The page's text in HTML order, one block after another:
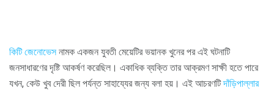
কিটি জেনোভেস নামক একজন যুবতী মেয়েটির ভয়ানক খুনের পর এই ঘটনাটি
জনসাধারণের দৃষ্টি আকর্ষণ করেছিল। একাধিক ব্যক্তি তার আক্রমণ সাক্ষী হতে পারে
যখন, কেউ খুব দেরী ছিল পর্যন্ত সাহায্যের জন্য বলা হয়। এই আচরণটিদাঁড়িপাল্লার